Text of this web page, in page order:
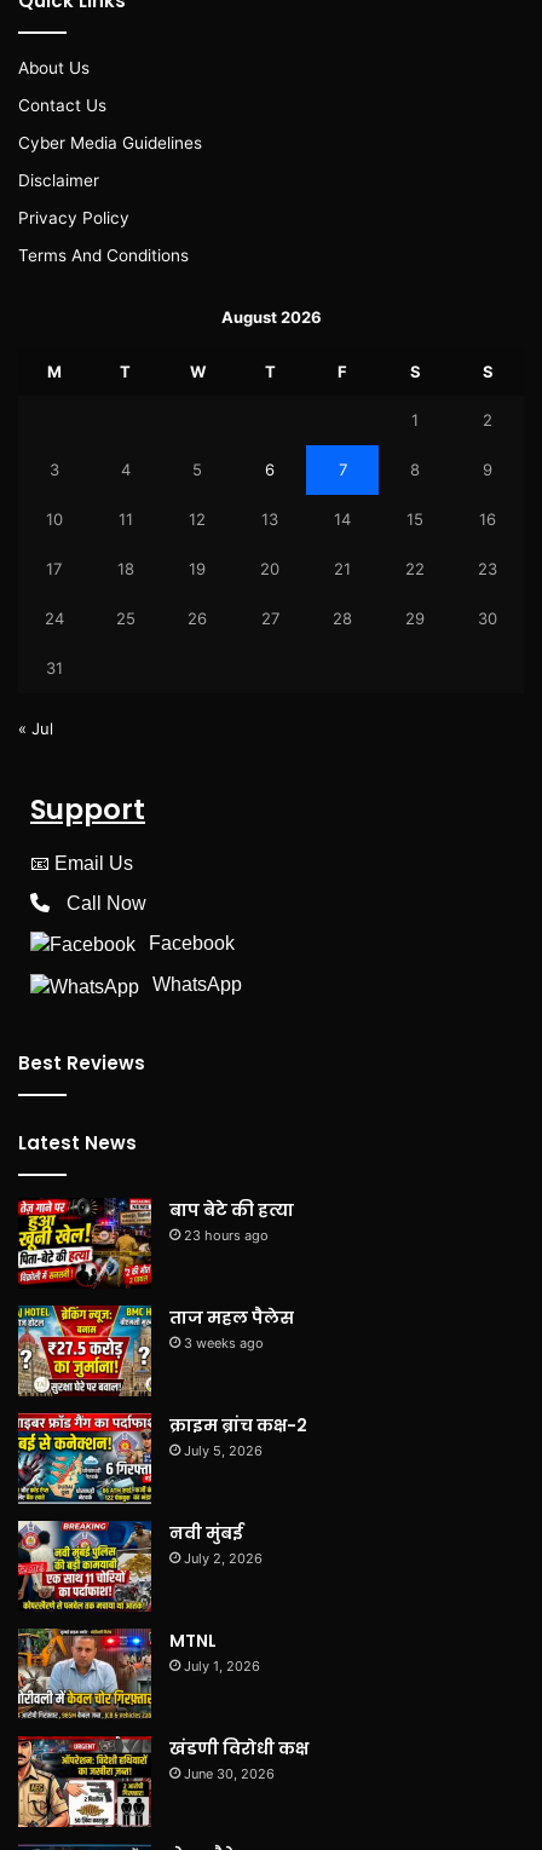
About Us
Contact Us
Cyber Media Guidelines
Disclaimer
Privacy Policy
Terms And Conditions
August 2026
M T W T F S S
1 2
3 4 5 6 7 8 9
10 11 12 13 14 15 16
17 18 19 20 21 22 23
24 25 26 27 28 29 30
31
« Jul
Support
📧 Email Us
Call Now
Facebook
WhatsApp
Best Reviews
Latest News
बाप बेटे की हत्या
23 hours ago
ताज महल पैलेस
3 weeks ago
क्राइम ब्रांच कक्ष-2
July 5, 2026
नवी मुंबई
July 2, 2026
MTNL
July 1, 2026
खंडणी विरोधी कक्ष
June 30, 2026